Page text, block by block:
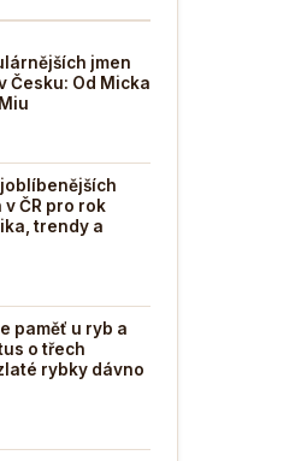
jmen
Česku: Od Micka
ČR pro rok
trendy a
paměť u ryb a
o třech
rybky dávno